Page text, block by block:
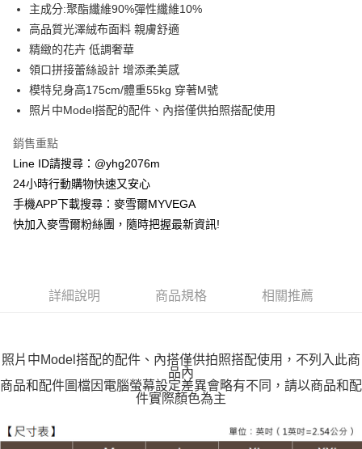
上海商業儲蓄銀行
台北富邦商業銀行
國泰世華商業銀行
臺灣中小企業銀行
匯豐（台灣）商業銀行
聯邦商業銀行
元大商業銀行
永豐商業銀行
玉山商業銀行
星展（台灣）商業銀行
台灣樂天信用卡公司
LINE Pay
Apple Pay
街口支付
貨到付款
運送方式
全家取貨付款
每筆NT$100，滿NT$599(含以上)免運費
每筆NT$100，滿NT$988(含以上)免運費
付款後萊爾富取貨
每筆NT$100，滿NT$988(含以上)免運費
7-11取貨付款
主成分:聚酯纖維90%彈性纖維10%
高品質光澤絨布面料 親膚舒適
精緻的花卉 低調奢華
領口拼接蕾絲設計 增添柔美感
模特兒身高175cm/體重55kg 穿著M號
照片中Model搭配的配件、內搭僅供拍照搭配使用
銷售重點
Line ID請搜尋：@yhg2076m
24小時行動購物快速又安心
手機APP下載搜尋：麥雪爾MYVEGA
快加入麥雪爾粉絲團，隨時把握最新資訊!
詳細說明 商品規格 相關推薦
照片中Model搭配的配件、內搭僅供拍照搭配使用，不列入此商
品內
商品和配件圖檔因電腦螢幕設定差異會略有不同，請以商品和配
件實際顏色為主